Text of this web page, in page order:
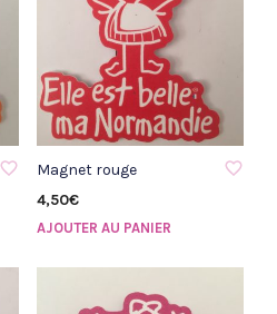
AJOUTER À LA LISTE D'ENVIE
Magnet rouge
4,50€
AJOUTER AU PANIER